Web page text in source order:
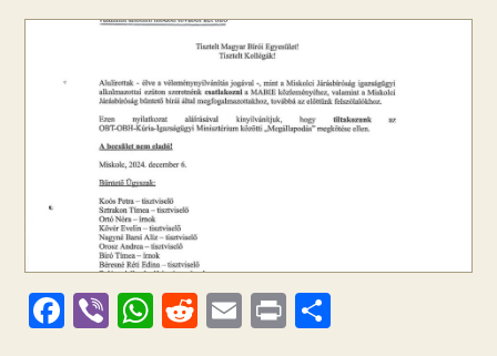
F Vi W R E Pr